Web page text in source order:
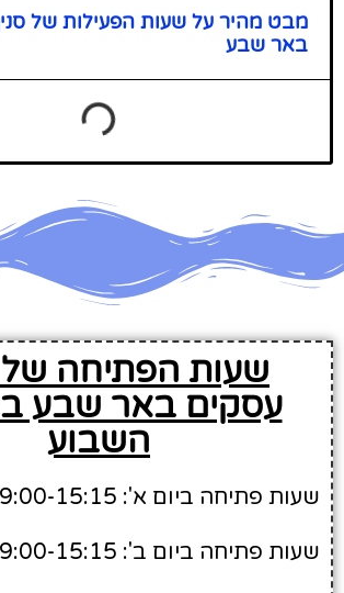
מבט מהיר על שעות הפעילות של
באר שבע
שעות הפתיחה של
עסקים באר שבע
השבוע
שעות פתיחה ביום א': 09:00-15:15
שעות פתיחה ביום ב': 09:00-15:15